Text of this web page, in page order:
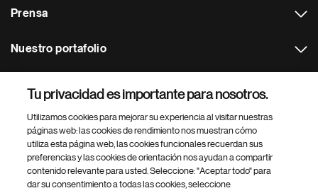
Prensa
Nuestro portafolio
Footer Site Search
Tu privacidad es importante para nosotros.
Utilizamos cookies para mejorar su experiencia al visitar nuestras
páginas web: las cookies de rendimiento nos muestran cómo
utiliza esta página web, las cookies funcionales recuerdan sus
preferencias y las cookies de orientación nos ayudan a compartir
contenido relevante para usted. Seleccione: "Aceptar todo" para
dar su consentimiento a todas las cookies, seleccione